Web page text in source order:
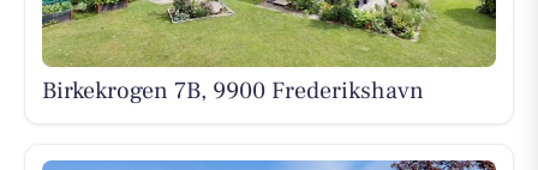
Birkekrogen 7B, 9900 Frederikshavn